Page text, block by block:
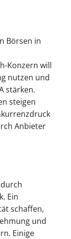
Börsen in
Konzern will
nutzen und
stärken.
steigen
Anbieter
Ein
schaffen,
und
Einige